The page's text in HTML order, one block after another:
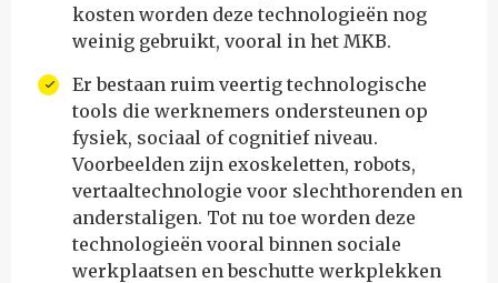
kosten worden deze technologieën nog
weinig gebruikt, vooral in het MKB.
Er bestaan ruim veertig technologische
tools die werknemers ondersteunen op
fysiek, sociaal of cognitief niveau.
Voorbeelden zijn exoskeletten, robots,
vertaaltechnologie voor slechthorenden en
anderstaligen. Tot nu toe worden deze
technologieën vooral binnen sociale
werkplaatsen en beschutte werkplekken